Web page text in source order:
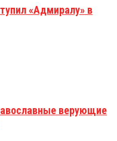
«Адмиралу» в
верующие